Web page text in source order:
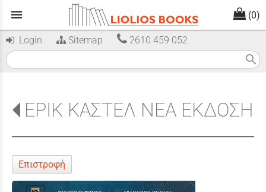
menu (0)
Login Sitemap 2610 459 052
search
ΕΡΙΚ ΚΑΣΤΕΛ ΝΕΑ ΕΚΔΟΣΗ
Επιστροφή